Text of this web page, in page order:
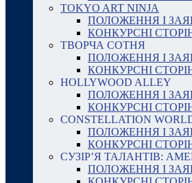
TOKYO ART NINJA
ПОЛОЖЕННЯ І
КОНКУРСНІ
ТВОРЧА СОТНЯ
ПОЛОЖЕННЯ І
КОНКУРСНІ
HOLLYWOOD ALLEY
ПОЛОЖЕННЯ І
КОНКУРСНІ
CONSTELLATION
ПОЛОЖЕННЯ І
КОНКУРСНІ
СУЗІР’Я ТАЛАНТІВ:
ПОЛОЖЕННЯ І